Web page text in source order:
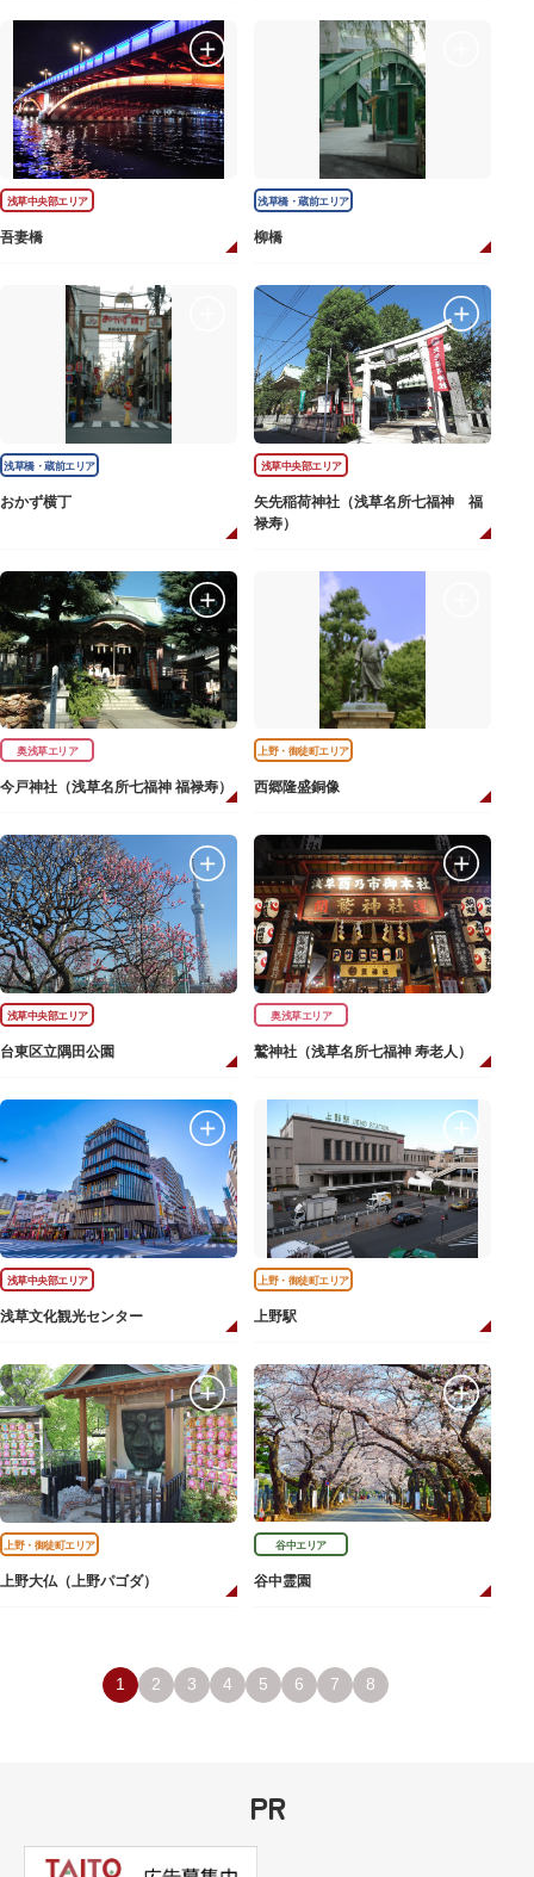
浅草中央部エリア
吾妻橋
浅草橋・蔵前エリア
柳橋
浅草橋・蔵前エリア
おかず横丁
浅草中央部エリア
矢先稲荷神社（浅草名所七福神 福
禄寿）
奥浅草エリア
今戸神社（浅草名所七福神 福禄寿）
上野・御徒町エリア
西郷隆盛銅像
浅草中央部エリア
台東区立隅田公園
奥浅草エリア
鷲神社（浅草名所七福神 寿老人）
浅草中央部エリア
浅草文化観光センター
上野・御徒町エリア
上野駅
上野・御徒町エリア
上野大仏（上野パゴダ）
谷中エリア
谷中霊園
1 2 3 4 5 6 7 8
PR